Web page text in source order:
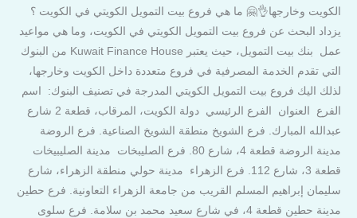
الكويت وخارجها👌🤗 ما هي فروع بيت التمويل الكويتي في الكويت ؟
يزداد البحث عن فروع بيت التمويل الكويتي في الكويت، وما هي مواعيد
عمل بنك بيت التمويل، حيث يعتبر Kuwait Finance House من البنوك
التي تقدم الخدمة المصرفية في فروع متعددة داخل الكويت وخارجها،
لذلك اليك فروع بيت التمويل الكويتي المدرجة في تصنيف البنوك: اسم
الفرع العنوان الفرع الرئيسي دولة الكويت، المرقاب، قطعة 2 شارع
عبدالله المبارك. فرع الشويخ منطقة الشويخ الصناعية. فرع الروضة
مدينة الروضة قطعة 4، شارع 80. فرع الصليبخات مدينة الصليبيخات
قطعة 3، شارع 112. فرع الزهراء مدينة حولي منطقة الزهراء، شارع
سليمان إبراهيم المسلم القريب من جامعة الزهراء التعاونية. فرع حطين
مدينة حطين قطعة 4، في شارع سعيد محمد بن سلامة. فرع سلوى